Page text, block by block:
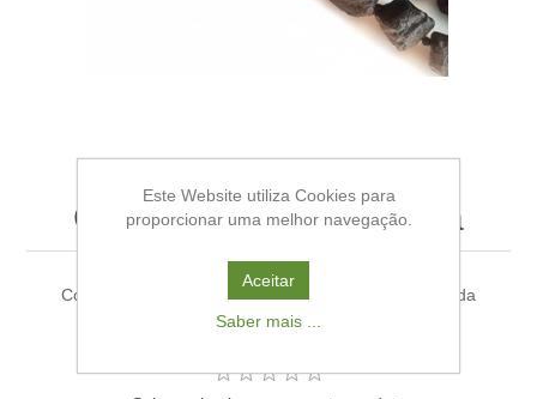
Contas Pedra Turmalina
Contas Pedra Mineral/Bruto Tamanho: 1 a 2 cm Venda
conta/unidade
Este Website utiliza Cookies para
proporcionar uma melhor navegação.
Aceitar
Saber mais ...